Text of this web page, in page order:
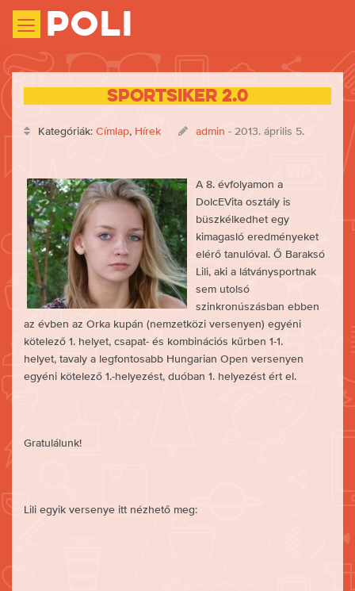
Poli
Sportsiker 2.0
Kategóriák: Címlap, Hírek admin - 2013. április 5.
A 8. évfolyamon a
DolcEVita osztály is
büszkélkedhet egy
kimagasló eredményeket
elérő tanulóval. Ő Baraksó
Lili, aki a látványsportnak
sem utolsó
szinkronúszásban ebben
az évben az Orka kupán (nemzetközi versenyen) egyéni
kötelező 1. helyet, csapat- és kombinációs kűrben 1-1.
helyet, tavaly a legfontosabb Hungarian Open versenyen
egyéni kötelező 1.-helyezést, duóban 1. helyezést ért el.
Gratulálunk!
Lili egyik versenye itt nézhető meg: